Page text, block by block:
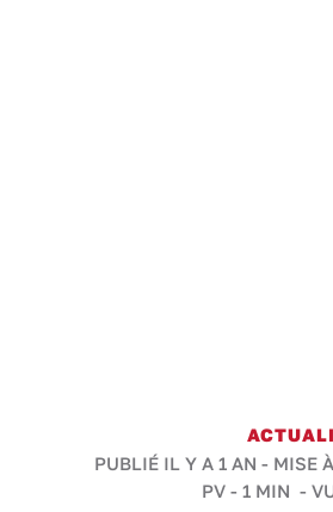
PUBLIÉ IL Y A 1 AN - MISE
PV- 1 MIN -